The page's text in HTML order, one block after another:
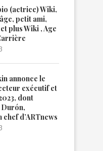
(actrice) Wiki,
petit ami,
plus Wiki , Age
annonce le
exécutif et
dont
d’ARTnews